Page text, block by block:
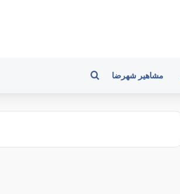
مشاهیر شهرضا